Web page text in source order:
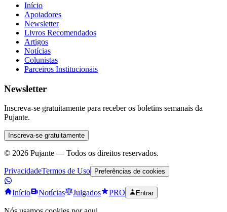
Início
Apoiadores
Newsletter
Livros Recomendados
Artigos
Notícias
Colunistas
Parceiros Institucionais
Newsletter
Inscreva-se gratuitamente para receber os boletins semanais da
Pujante.
Inscreva-se gratuitamente
© 2026 Pujante — Todos os direitos reservados.
PrivacidadeTermos de Uso Preferências de cookies
Início Notícias Julgados PRO Entrar